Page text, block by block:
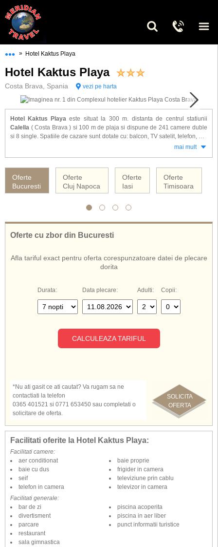
••• » Hotel Kaktus Playa
Hotel Kaktus Playa
Costa Brava, Spania vezi pe harta
Hotel Kaktus Playa este situat la 300 m. distanta de centrul statiunii
Calella ( Costa Brava ) si 100 m de plaja si dispune de 241 camere duble
si 8 single. Spatiile de cazare sunt dotate cu: balcon, TV satelit, telefon, aer
copii.
Hotelul Kaktus Playa ofera servicii cu mic dejun / demipensiune.
mai mult
Oferte
Bucuresti
Oferte
Cluj Napoca
Oferte
Iasi
Oferte
Timisoara
Oferte cu zbor din Bucuresti
Afla tariful exact pentru oferta corespunzatoare datei de plecare
dorita
Durata: Data plecare: Adulti: Copii:
CALCULEAZA TARIFUL
SOLICITA
OFERTA
*Nu ati gasit ce ati cautat? Va rugam sa ne
contactiati la telefon
0365 401521 si 0771 653450 sau completati o
solicitare de oferta.
Facilitati oferite la Hotel Kaktus Playa:
Facilitati camere:
aer conditionat
baie cu dus
baie proprie
frigider in camera
seif
telefon in camera
televiziune prin cablu
televizor in camera
Facilitati generale:
bar de zi
divertisment
parcare
piscina acoperita
piscina in aer liber
punct informatii turistice
restaurant
sala gimnastica